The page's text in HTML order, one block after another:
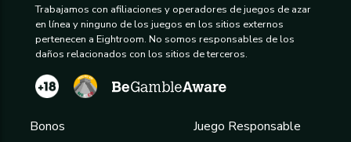
Trabajamos con afiliaciones y operadores de juegos de azar
en línea y ninguno de los juegos en los sitios externos
pertenecen a Eightroom. No somos responsables de los
daños relacionados con los sitios de terceros.
Bonos Juego Responsable